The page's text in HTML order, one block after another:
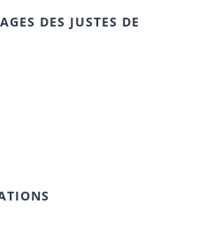
DES JUSTES DE